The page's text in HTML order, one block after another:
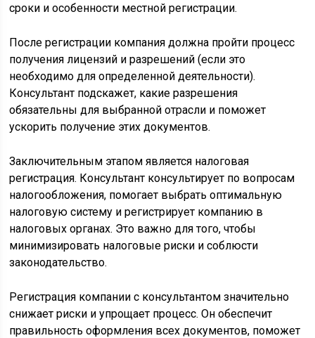
сроки и особенности местной регистрации.
После регистрации компания должна пройти процесс
получения лицензий и разрешений (если это
необходимо для определенной деятельности).
Консультант подскажет, какие разрешения
обязательны для выбранной отрасли и поможет
ускорить получение этих документов.
Заключительным этапом является налоговая
регистрация. Консультант консультирует по вопросам
налогообложения, помогает выбрать оптимальную
налоговую систему и регистрирует компанию в
налоговых органах. Это важно для того, чтобы
минимизировать налоговые риски и соблюсти
законодательство.
Регистрация компании с консультантом значительно
снижает риски и упрощает процесс. Он обеспечит
правильность оформления всех документов, поможет